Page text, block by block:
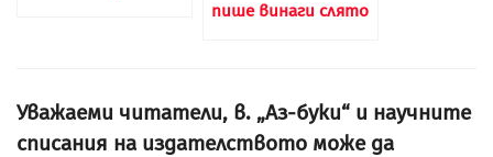
пише винаги слято
Уважаеми читатели, в. „Аз-буки“ и научните
списания на издателството може да